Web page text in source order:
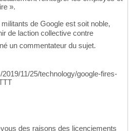
».
de Google est soit noble,
de laction collective contre
un commentateur du sujet.
11/25/technology/google-fires-
des raisons des licenciements